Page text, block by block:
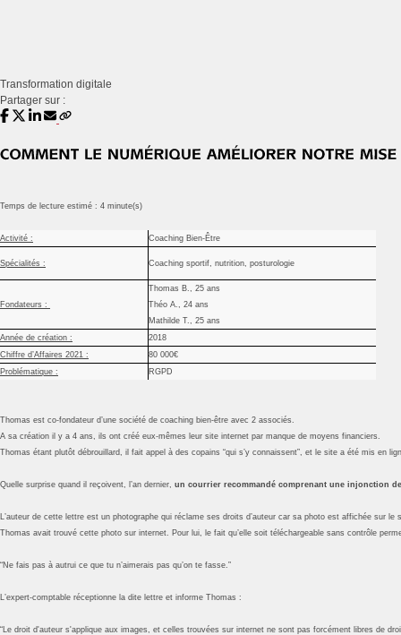
Transformation digitale
Partager sur :
Temps de lecture estimé : 4 minute(s)
Activité : Coaching Bien-Être
Spécialités : Coaching sportif, nutrition, posturologie
Fondateurs :
Thomas B., 25 ans
Théo A., 24 ans
Mathilde T., 25 ans
Année de création :
2018
Chiffre d’Affaires 2021 :
80 000€
Problématique :
RGPD
Thomas est co-fondateur d’une société de coaching bien-être avec 2 associés.
A sa création il y a 4 ans, ils ont créé eux-mêmes leur site internet par manque de moyens financiers.
Thomas étant plutôt débrouillard, il fait appel à des copains “qui s’y connaissent”, et le site a été mis en
Quelle surprise quand il reçoivent, l’an dernier, un courrier recommandé comprenant une injonction
L’auteur de cette lettre est un photographe qui réclame ses droits d’auteur car sa photo est affichée sur
Thomas avait trouvé cette photo sur internet. Pour lui, le fait qu’elle soit téléchargeable sans contrôle
“Ne fais pas à autrui ce que tu n’aimerais pas qu’on te fasse.”
L’expert-comptable réceptionne la dite lettre et informe Thomas :
“Le droit d'auteur s'applique aux images, et celles trouvées sur internet ne sont pas forcément libres de